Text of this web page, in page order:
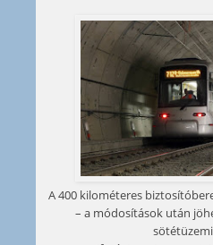
A 400 kilométeres
– a módosítások után